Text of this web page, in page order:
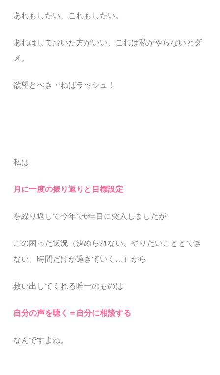
あれもしたい、 これもしたい。
あれはしておいた方がいい、これは私がやらないとダ
メ。
欲望とべき・ねばラッシュ！
私は
月に一度の振り返りと目標設定
を繰り返して今年で6年目に突入しましたが
この困った状況（決められない、やりたいこととでき
ない、時間だけが過ぎていく … ）から
救い出してくれる唯一のものは
自分の声を聴く＝自分に相談する
なんですよね。